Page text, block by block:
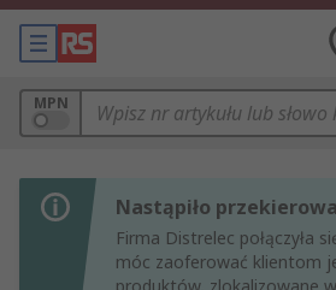
MPN
Nastąpiło
Firma Distrelec połączyła
móc zaoferować klientom